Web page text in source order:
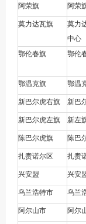
阿荣旗 阿荣
莫力达瓦旗
莫力
中心
鄂伦春旗 鄂伦
鄂温克旗 鄂温
新巴尔虎右旗 新巴
新巴尔虎左旗 新左
陈巴尔虎旗 陈巴
扎赉诺尔区 扎赉
兴安盟 兴安
乌兰浩特市 乌兰
阿尔山市 阿尔